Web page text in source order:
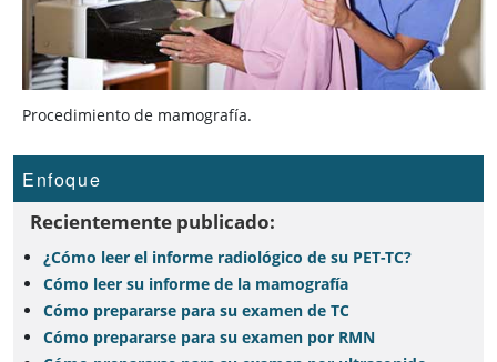
Procedimiento de mamografía.
Enfoque
Recientemente publicado:
¿Cómo leer el informe radiológico de su PET-TC?
Cómo leer su informe de la mamografía
Cómo prepararse para su examen de TC
Cómo prepararse para su examen por RMN